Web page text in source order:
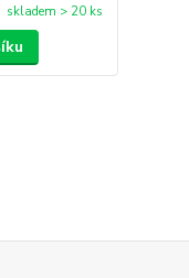
skladem > 20 ks